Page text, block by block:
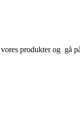
produkter og gå